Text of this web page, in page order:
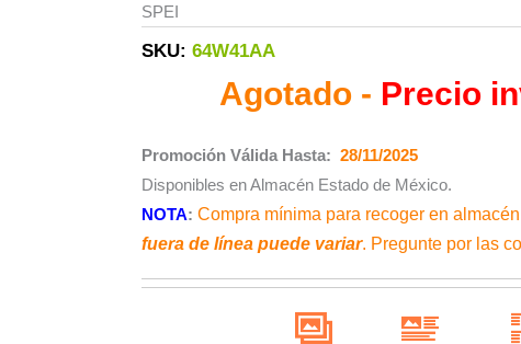
SPEI
SKU:64W41AA
Agotado - Precio
Promoción Válida Hasta: 28/11/2025
Disponibles en Almacén Estado de México.
NOTA: Compra mínima para recoger en
fuera de línea puede variar. Pregunte por las